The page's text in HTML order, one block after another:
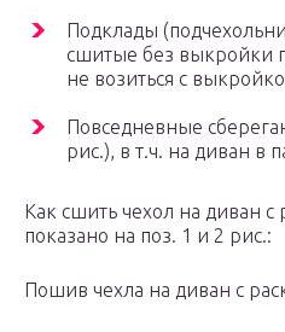
Подклады
сшитые без выкройки
не возиться с
Повседневные
рис.), в т.ч. на диван в
Как сшить чехол на диван с
показано на поз. 1 и 2 рис.:
Пошив чехла на диван с